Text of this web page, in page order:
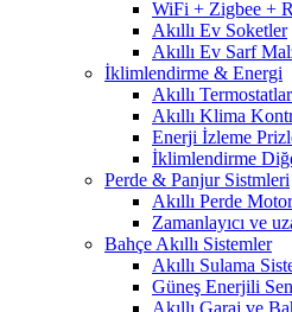
WiFi + Zigbee +
Akıllı Ev Soketler
Akıllı Ev Sarf
İklimlendirme & Energi
Akıllı Termostatlar
Akıllı Klima
Enerji İzleme
İklimlendirme
Perde & Panjur Sistmleri
Akıllı Perde
Zamanlayıcı ve
Bahçe Akıllı Sistemler
Akıllı Sulama
Güneş Enerjili
Akıllı Garaj ve